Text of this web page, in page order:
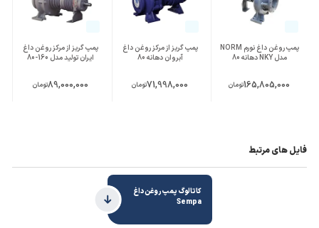
پمپ روغن داغ نورم NORM
مدل NKY دهانه 80
165,805,000تومان
پمپ گریز از مرکز روغن داغ
آبروان دهانه 80
71,998,000تومان
پمپ گریز از مرکز روغن داغ
ایران تولید مدل 160-80
89,000,000تومان
فایل های مرتبط
کاتالوگ پمپ روغن داغ
Sempa